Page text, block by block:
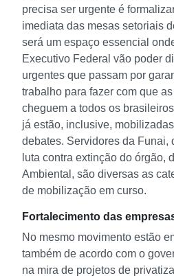
precisa ser urgente é
imediata das mesas setoriais
será um espaço essencial
Executivo Federal vão poder
urgentes que passam por
trabalho para fazer com que
cheguem a todos os
já estão, inclusive,
debates. Servidores da Funai,
luta contra extinção do órgão,
Ambiental, são diversas as
de mobilização em curso.
Fortalecimento das
No mesmo movimento estão
também de acordo com o
na mira de projetos de